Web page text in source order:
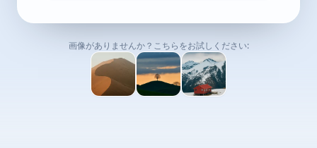
画像がありませんか？こちらをお試しください: